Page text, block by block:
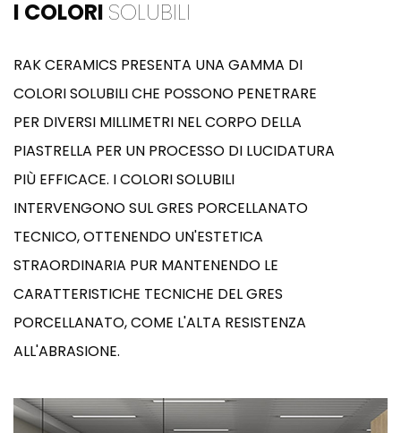
I COLORI SOLUBILI
RAK CERAMICS PRESENTA UNA GAMMA DI
COLORI SOLUBILI CHE POSSONO PENETRARE
PER DIVERSI MILLIMETRI NEL CORPO DELLA
PIASTRELLA PER UN PROCESSO DI LUCIDATURA
PIÙ EFFICACE. I COLORI SOLUBILI
INTERVENGONO SUL GRES PORCELLANATO
TECNICO, OTTENENDO UN'ESTETICA
STRAORDINARIA PUR MANTENENDO LE
CARATTERISTICHE TECNICHE DEL GRES
PORCELLANATO, COME L'ALTA RESISTENZA
ALL'ABRASIONE.